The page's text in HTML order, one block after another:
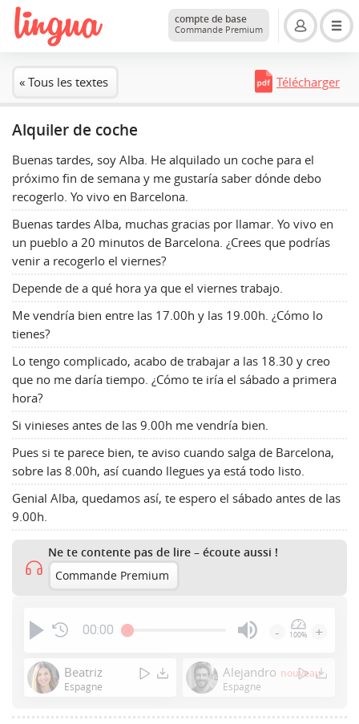
compte de base
Commande Premium
« Tous les textes Télécharger
Alquiler de coche
Buenas tardes, soy Alba. He alquilado un coche para el
próximo fin de semana y me gustaría saber dónde debo
recogerlo. Yo vivo en Barcelona.
Buenas tardes Alba, muchas gracias por llamar. Yo vivo en
un pueblo a 20 minutos de Barcelona. ¿Crees que podrías
venir a recogerlo el viernes?
Depende de a qué hora ya que el viernes trabajo.
Me vendría bien entre las 17.00h y las 19.00h. ¿Cómo lo
tienes?
Lo tengo complicado, acabo de trabajar a las 18.30 y creo
que no me daría tiempo. ¿Cómo te iría el sábado a primera
hora?
Si vinieses antes de las 9.00h me vendría bien.
Pues si te parece bien, te aviso cuando salga de Barcelona,
sobre las 8.00h, así cuando llegues ya está todo listo.
Genial Alba, quedamos así, te espero el sábado antes de las
9.00h.
Ne te contente pas de lire – écoute aussi !
Commande Premium
00:00
Enter
or
- 100% +
Beatriz
Espagne
Alejandro nouveau
Espagne